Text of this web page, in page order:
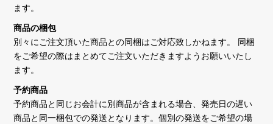
ます。
商品の梱包
別々にご注文頂いた商品との同梱はご対応致しかねます。 同梱
をご希望の際はまとめてご注文いただきますようお願いいたし
ます。
予約商品
予約商品と同じお会計に別商品が含まれる場合、発売日の遅い
商品と同一梱包での発送となります。個別の発送をご希望の場